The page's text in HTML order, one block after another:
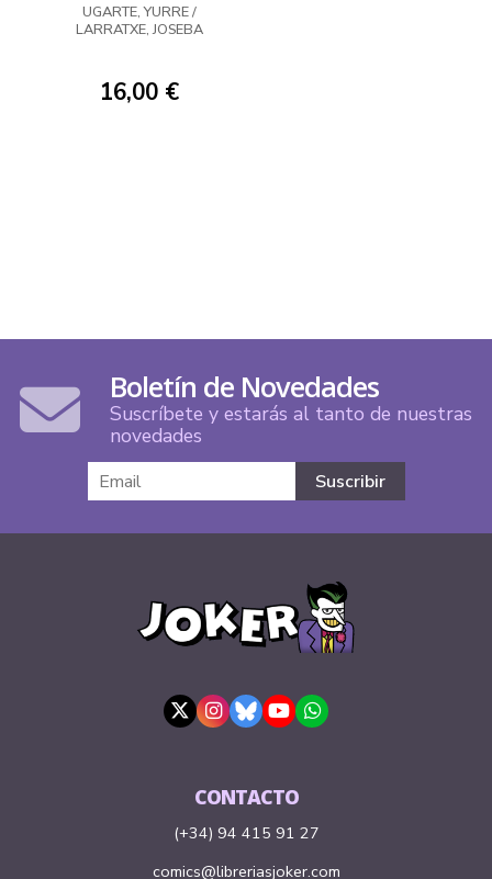
UGARTE, YURRE /
LARRATXE, JOSEBA
16,00 €
Boletín de Novedades
Suscríbete y estarás al tanto de nuestras
novedades
CONTACTO
(+34) 94 415 91 27
comics@libreriasjoker.com